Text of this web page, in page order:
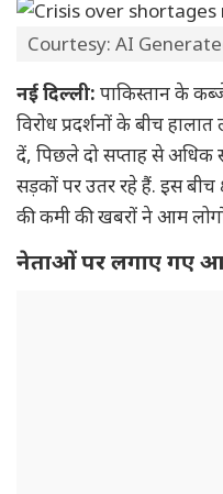
Courtesy: AI
नई दिल्ली: पाकिस्तान के
विरोध प्रदर्शनों के बीच
दें, पिछले दो सप्ताह से अधिक
सड़कों पर उतर रहे हैं. इस बीच
की कमी की खबरों ने आम
नेताओं पर लगाए गए